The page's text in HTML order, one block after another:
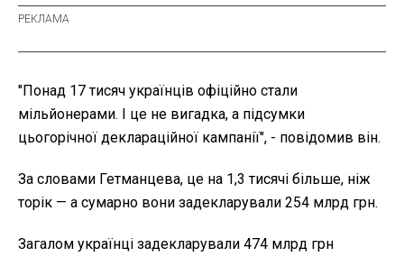
"Понад 17 тисяч українців офіційно стали
мільйонерами. І це не вигадка, а підсумки
цьогорічної деклараційної кампанії", - повідомив він.
За словами Гетманцева, це на 1,3 тисячі більше, ніж
торік — а сумарно вони задекларували 254 млрд грн.
Загалом українці задекларували 474 млрд грн